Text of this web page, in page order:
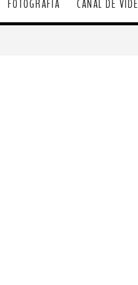
FOTOGRAFÍA CANAL DE